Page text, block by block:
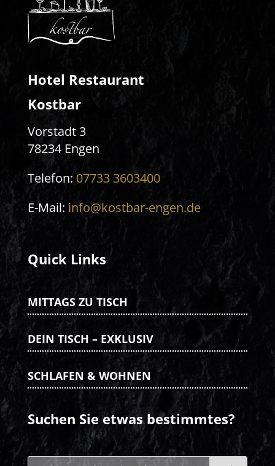
Hotel Restaurant
Kostbar
Vorstadt 3
78234 Engen
Telefon: 07733 3603400
E-Mail: info@kostbar-engen.de
Quick Links
MITTAGS ZU TISCH
DEIN TISCH – EXKLUSIV
SCHLAFEN & WOHNEN
Suchen Sie etwas bestimmtes?